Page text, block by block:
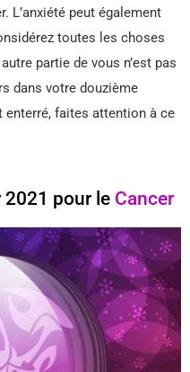
L’anxiété peut également
toutes les choses
partie de vous n’est pas
dans votre douzième
faites attention à ce
2021 pour le Cancer